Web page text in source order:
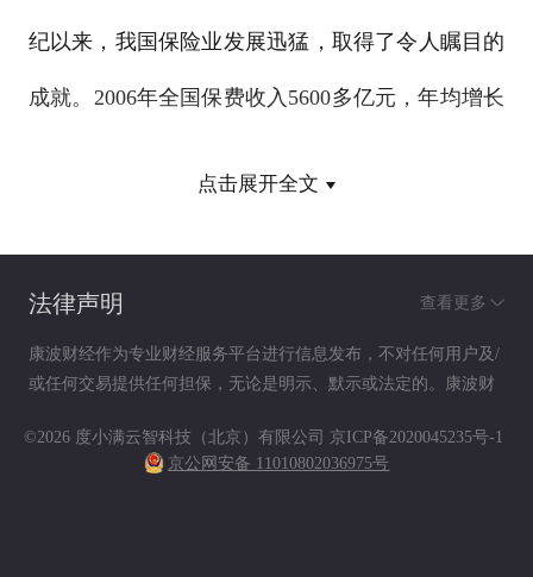
纪以来，我国保险业发展迅猛，取得了令人瞩目的
成就。2006年全国保费收入5600多亿元，年均增长
位，但保费收入排名仅第9位，还不及GDP规模和
人口数量都小于我国的韩国；从保险深度即保费收
入占GDP的比重看，世界平均为8%，我国为
点击展开全文
法律声明 查看更多
康波财经作为专业财经服务平台进行信息发布，不对任何用户及/
或任何交易提供任何担保，无论是明示、默示或法定的。康波财
链接）仅供参考（如：历史或预期收益不代表实际收益），不作
为任何法律文件，亦不构成任何邀约、投资建议或承诺，用户应
©2026 度小满云智科技（北京）有限公司 京ICP备2020045235号-1
京公网安备 11010802036975号